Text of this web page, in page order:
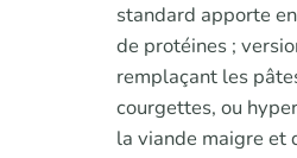
standard apporte
de protéines ;
remplaçant les
courgettes, ou
la viande maigre et